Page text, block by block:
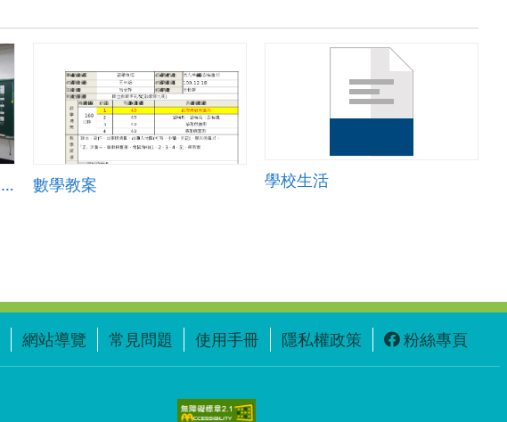
資源班 國小五年級數學 第 8 單元 平行四邊形、三角形、梯形的面積 數學教案 學校生活
網站導覽 常見問題 使用手冊 隱私權政策 粉絲專頁